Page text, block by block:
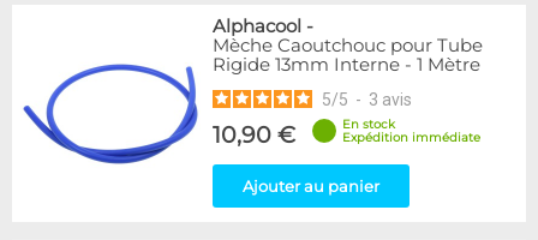
Alphacool -
Mèche Caoutchouc pour Tube
Rigide 13mm Interne - 1 Mètre
5/5 - 3 avis
10,90 €
En stock
Expédition immédiate
Ajouter au panier